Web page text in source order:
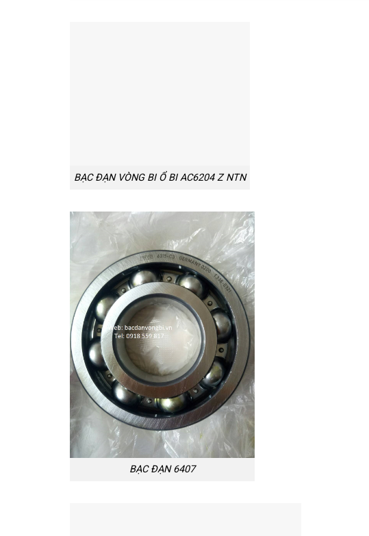
BẠC ĐẠN VÒNG BI Ổ BI AC6204 Z NTN
BẠC ĐẠN 6407